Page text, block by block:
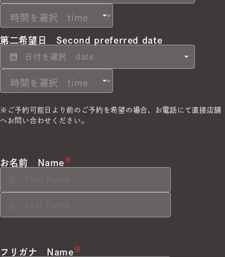
第二希望日 Second preferred date
※ご予約可能日より前のご予約を希望の場合、 お電話にて直接店舗
へお問い合わせください。
お名前 Name ※
フリガナ Name ※